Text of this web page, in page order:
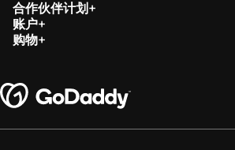
合作伙伴计划
账户
购物